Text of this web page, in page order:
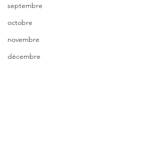
septembre
octobre
novembre
décembre